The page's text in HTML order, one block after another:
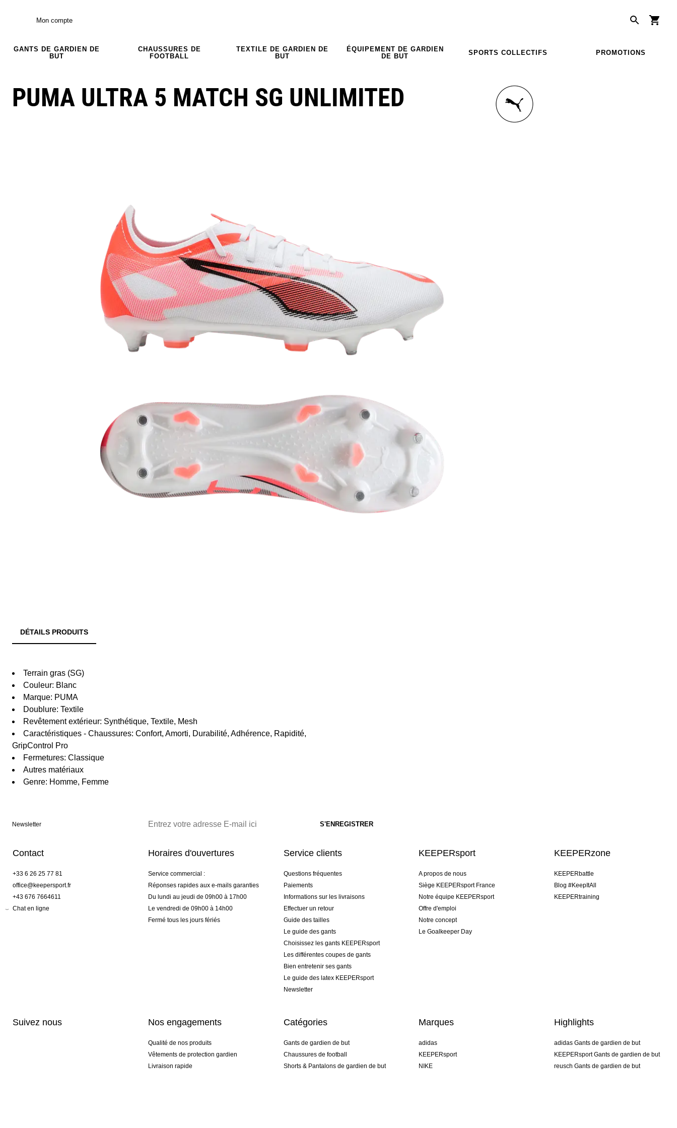
Mon compte
GANTS DE GARDIEN DE
BUT
CHAUSSURES DE
FOOTBALL
TEXTILE DE GARDIEN DE
BUT
ÉQUIPEMENT DE GARDIEN
DE BUT
SPORTS COLLECTIFS PROMOTIONS
PUMA ULTRA 5 MATCH SG UNLIMITED
DÉTAILS PRODUITS
Terrain gras (SG)
Couleur: Blanc
Marque: PUMA
Doublure: Textile
Revêtement extérieur: Synthétique, Textile, Mesh
Caractéristiques - Chaussures: Confort, Amorti, Durabilité, Adhérence, Rapidité,
GripControl Pro
Fermetures: Classique
Autres matériaux
Genre: Homme, Femme
Newsletter
Contact
+33 6 26 25 77 81
office@keepersport.fr
+43 676 7664611
Chat en ligne
Horaires d'ouvertures
Service commercial :
Réponses rapides aux e-mails garanties
Du lundi au jeudi de 09h00 à 17h00
Le vendredi de 09h00 à 14h00
Fermé tous les jours fériés
Service clients
Questions fréquentes
Paiements
Informations sur les livraisons
Effectuer un retour
Guide des tailles
Le guide des gants
Choisissez les gants KEEPERsport
Les différentes coupes de gants
Bien entretenir ses gants
Le guide des latex KEEPERsport
Newsletter
KEEPERsport
A propos de nous
Siège KEEPERsport France
Notre équipe KEEPERsport
Offre d'emploi
Notre concept
Le Goalkeeper Day
KEEPERzone
KEEPERbattle
Blog #KeepItAll
KEEPERtraining
Suivez nous Nos engagements
Qualité de nos produits
Vêtements de protection gardien
Livraison rapide
Catégories
Gants de gardien de but
Chaussures de football
Shorts & Pantalons de gardien de but
Marques
adidas
KEEPERsport
NIKE
Highlights
adidas Gants de gardien de but
KEEPERsport Gants de gardien de but
reusch Gants de gardien de but